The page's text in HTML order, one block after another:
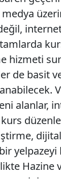
hizmeti
de basit
alanlar,
yelpazeyi
Hazine